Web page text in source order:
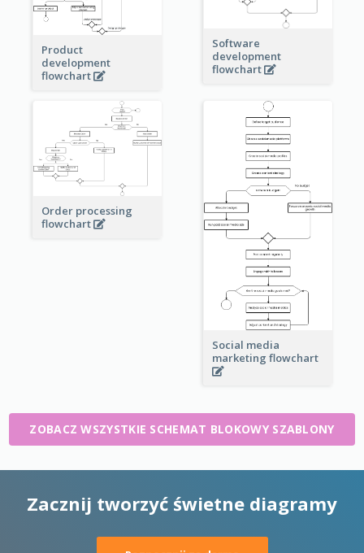
Product
development
flowchart
Software
development
flowchart
Order processing
flowchart
Social media
marketing flowchart
ZOBACZ WSZYSTKIE SCHEMAT BLOKOWY SZABLONY
Zacznij tworzyć świetne diagramy